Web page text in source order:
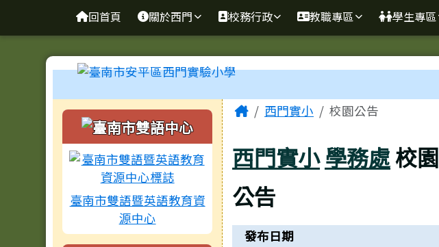
臺南市安平區西門實驗小學
回首頁 關於西門 校務行政 教職專區 學生專區
工具列
左邊區域內容
臺南市雙語暨英語教育資
源中心
主內容區域
Home西門實小 校園公告
西門實小學務處校園
公告
新聞列表
發布日期
頁尾區域